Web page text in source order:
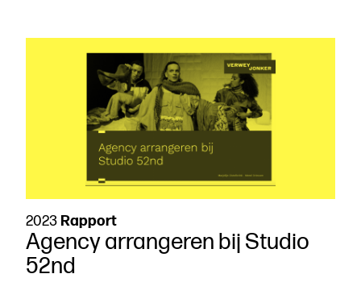
voor
jongeren
als
changemakers
2023 Rapport
Agency arrangeren bij Studio
52nd